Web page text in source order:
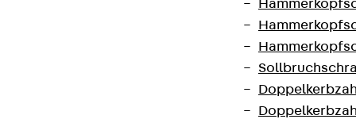
CE-Zeichen (Conformité Européenne): Ja